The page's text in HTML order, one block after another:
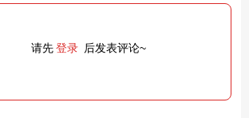
请先登录 后发表评论~